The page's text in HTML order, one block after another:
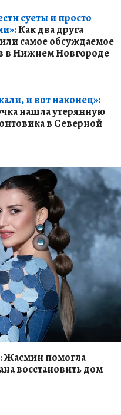
суеты и просто
Как два друга
самое обсуждаемое
в Нижнем Новгороде
и вот наконец»:
нашла утерянную
в Северной
Жасмин помогла
восстановить дом